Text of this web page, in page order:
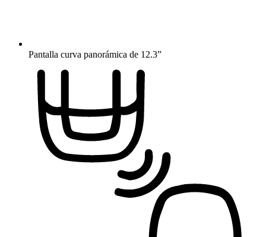
Pantalla curva panorámica de 12.3”